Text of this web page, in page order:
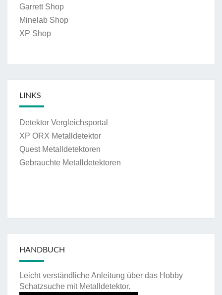
Garrett Shop
Minelab Shop
XP Shop
LINKS
Detektor Vergleichsportal
XP ORX Metalldetektor
Quest Metalldetektoren
Gebrauchte Metalldetektoren
HANDBUCH
Leicht verständliche Anleitung über das Hobby
Schatzsuche mit Metalldetektor.